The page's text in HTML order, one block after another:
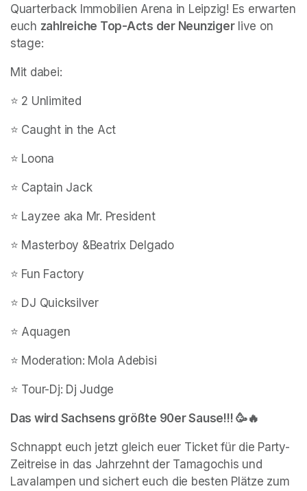
Quarterback Immobilien Arena in Leipzig! Es erwarten
euch zahlreiche Top-Acts der Neunziger live on
stage:
Mit dabei:
⭐️ 2 Unlimited
⭐️ Caught in the Act
⭐️ Loona
⭐️ Captain Jack
⭐️ Layzee aka Mr. President
⭐️ Masterboy &Beatrix Delgado
⭐️ Fun Factory
⭐️ DJ Quicksilver
⭐️ Aquagen
⭐️ Moderation: Mola Adebisi
⭐️ Tour-Dj: Dj Judge
Das wird Sachsens größte 90er Sause!!! 🥳🔥
Schnappt euch jetzt gleich euer Ticket für die Party-
Zeitreise in das Jahrzehnt der Tamagochis und
Lavalampen und sichert euch die besten Plätze zum